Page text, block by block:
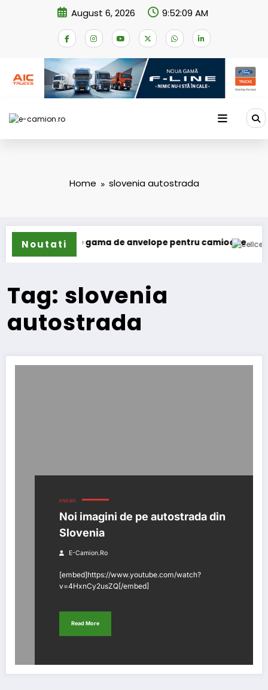
August 6, 2026 9:52:09 AM
Home slovenia autostrada
Noutati
își extinde gama de anvelope pentru camioane Lars
Tag: slovenia
autostrada
ENEWS
Noi imagini de pe autostrada din
Slovenia
E-Camion.ro
[embed]https://www.youtube.com/watch?
v=4HxnCy2usZQ[/embed]
Read More